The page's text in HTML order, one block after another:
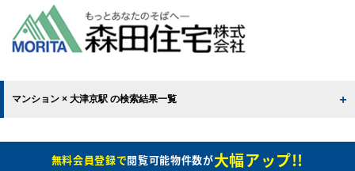
マンション × 大津京駅 の検索結果一覧
無料会員登録で閲覧可能物件数が大幅アップ!!